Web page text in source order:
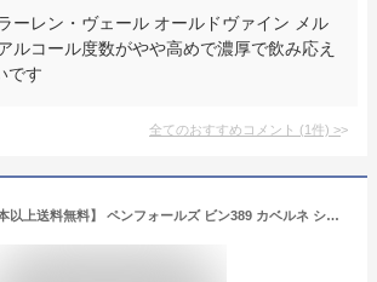
ーレン・ヴェール オールドヴァイン メル
ルコール度数がやや高めで濃厚で飲み応え
です
全てのおすすめコメント (1件) >
【よりどり6本以上送料無料】 ペンフォールズ ビン389 カベルネ シラーズ 2017 750ml 赤ワイン オーストラリア